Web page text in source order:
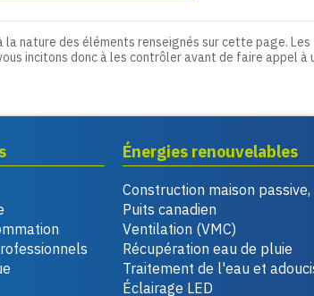
nature des éléments renseignés sur cette page. Les
incitons donc à les contrôler avant de faire appel à
Énergies renouvelables
Construction maison passive,
Puits canadien
Ventilation (VMC)
Récupération eau de pluie
Traitement de l'eau et
Éclairage LED